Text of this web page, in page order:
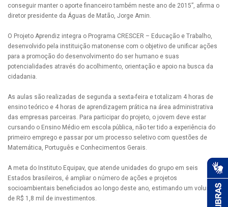
conseguir manter o aporte financeiro também neste ano de 2015”, afirma o
diretor presidente da Águas de Matão, Jorge Amin.
O Projeto Aprendiz integra o Programa CRESCER – Educação e Trabalho,
desenvolvido pela instituição matonense com o objetivo de unificar ações
para a promoção do desenvolvimento do ser humano e suas
potencialidades através do acolhimento, orientação e apoio na busca da
cidadania.
As aulas são realizadas de segunda a sexta-feira e totalizam 4 horas de
ensino teórico e 4 horas de aprendizagem prática na área administrativa
das empresas parceiras. Para participar do projeto, o jovem deve estar
cursando o Ensino Médio em escola pública, não ter tido a experiência do
primeiro emprego e passar por um processo seletivo com questões de
Matemática, Português e Conhecimentos Gerais.
A meta do Instituto Equipav, que atende unidades do grupo em seis
Estados brasileiros, é ampliar o número de ações e projetos
socioambientais beneficiados ao longo deste ano, estimando um volume
de R$ 1,8 mil de investimentos.